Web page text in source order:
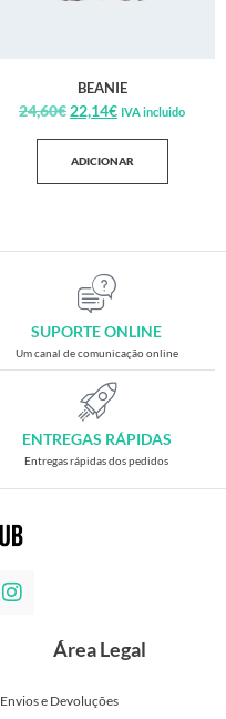
BEANIE
24,60€ 22,14€ IVA incluido
ADICIONAR
SUPORTE ONLINE
Um canal de comunicação online
ENTREGAS RÁPIDAS
Entregas rápidas dos pedidos
Área Legal
Envios e Devoluções